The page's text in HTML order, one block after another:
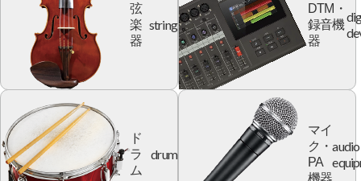
弦
楽
器
string
DTM・
録音機
器
ド
ラ
ム
drum
マイ
ク・
PA
機器
audio